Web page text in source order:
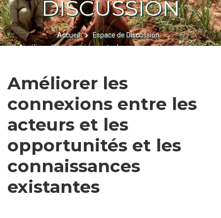
DISCUSSION
FIL
Accueil
Espace de Discussion
Améliorer les connexions entre les acteurs et les opportunités
Améliorer les
connexions entre les
acteurs et les
opportunités et les
connaissances
existantes